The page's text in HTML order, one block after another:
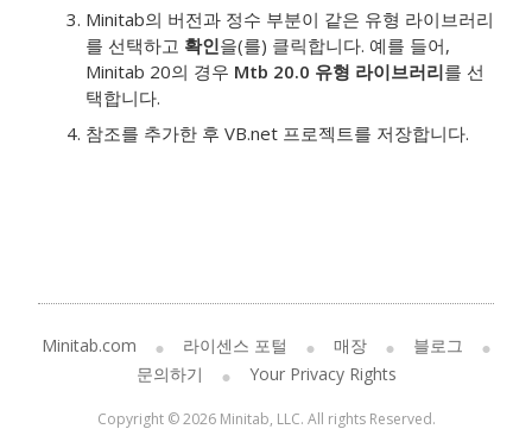
Minitab의 버전과 정수 부분이 같은 유형 라이브러리
를 선택하고 확인을(를) 클릭합니다. 예를 들어,
Minitab 20의 경우 Mtb 20.0 유형 라이브러리를 선
택합니다.
참조를 추가한 후 VB.net 프로젝트를 저장합니다.
Minitab.com 라이센스 포털 매장
블로그
문의하기
Your Privacy Rights
Copyright © 2026 Minitab, LLC. All rights Reserved.